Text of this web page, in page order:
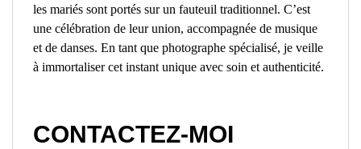
les mariés sont portés sur un fauteuil traditionnel. C’est
une célébration de leur union, accompagnée de musique
et de danses. En tant que photographe spécialisé, je veille
à immortaliser cet instant unique avec soin et authenticité.
CONTACTEZ-MOI